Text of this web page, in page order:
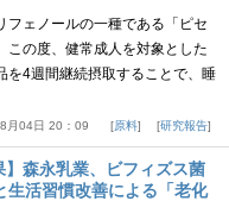
フェノールの一種である「ピセ
この度、健常成人を対象とした
を4週間継続摂取することで、睡
月04日 20：09 原料 研究報告
】森永乳業、ビフィズス菌
生活習慣改善による「老化